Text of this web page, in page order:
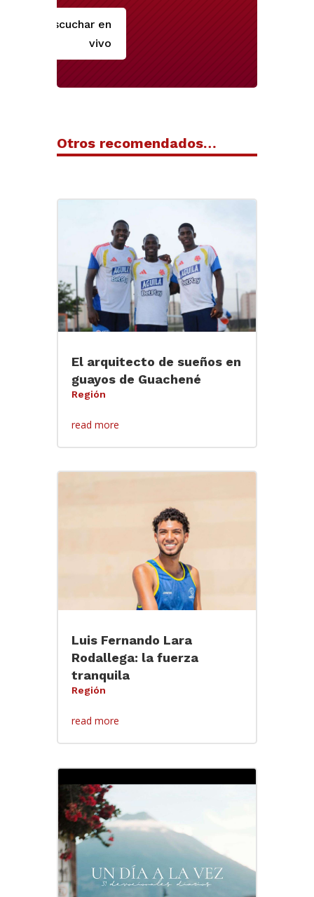
Escuchar en
vivo
Otros recomendados…
El arquitecto de sueños en
guayos de Guachené
Región
read more
Luis Fernando Lara
Rodallega: la fuerza
tranquila
Región
read more